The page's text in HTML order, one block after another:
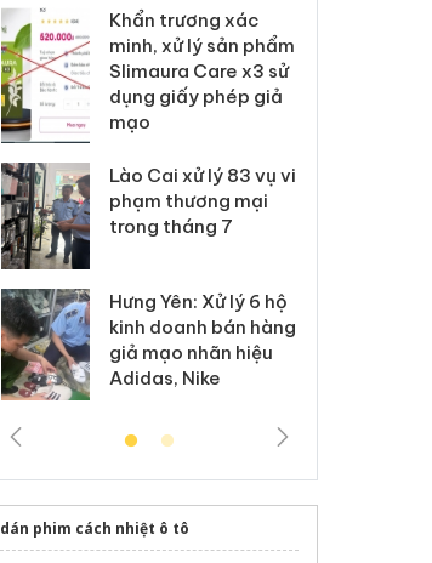
Khẩn trương xác
minh, xử lý sản phẩm
Slimaura Care x3 sử
dụng giấy phép giả
mạo
Lào Cai xử lý 83 vụ vi
phạm thương mại
trong tháng 7
Hưng Yên: Xử lý 6 hộ
kinh doanh bán hàng
giả mạo nhãn hiệu
Adidas, Nike
dán phim cách nhiệt ô tô